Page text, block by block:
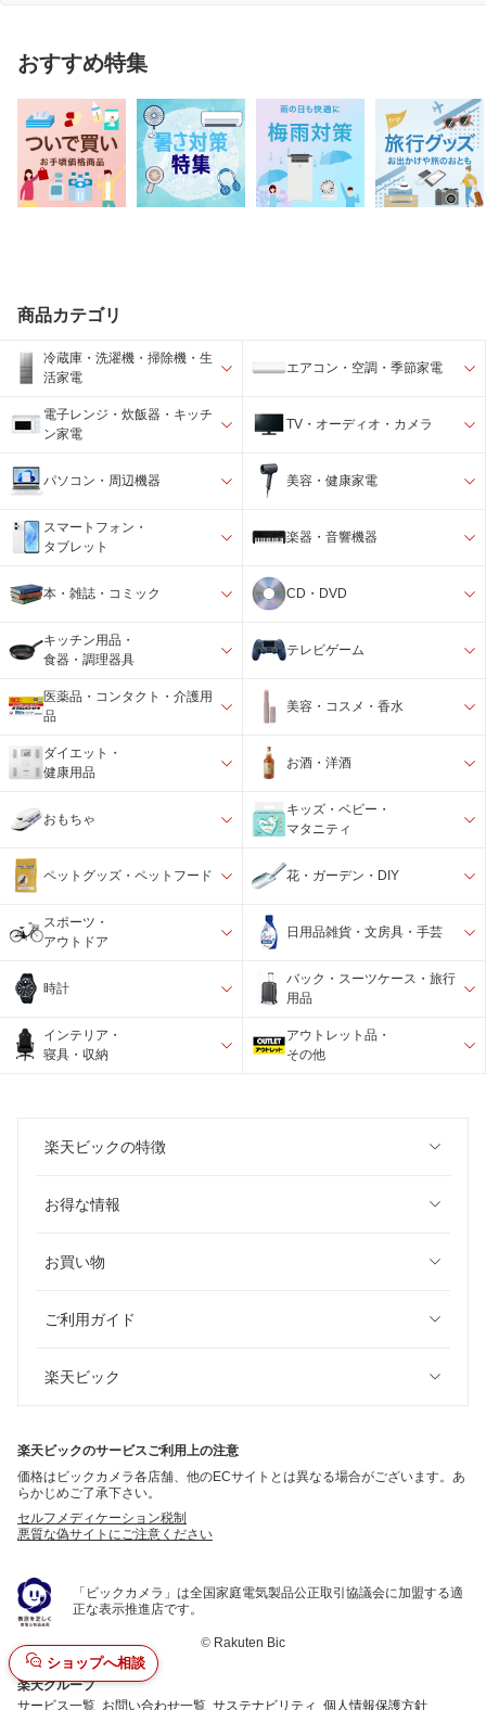
おすすめ特集
ショップへ相談
商品カテゴリ
冷蔵庫・洗濯機・掃除機・生
活家電
エアコン・空調・季節家電
電子レンジ・炊飯器・キッチ
ン家電
TV・オーディオ・カメラ
パソコン・周辺機器 美容・健康家電
スマートフォン・
タブレット
楽器・音響機器
本・雑誌・コミック CD・DVD
キッチン用品・
食器・調理器具
テレビゲーム
医薬品・コンタクト・介護用
品
美容・コスメ・香水
ダイエット・
健康用品
お酒・洋酒
おもちゃ
キッズ・ベビー・
マタニティ
ペットグッズ・ペットフード 花・ガーデン・DIY
スポーツ・
アウトドア
日用品雑貨・文房具・手芸
時計
バック・スーツケース・旅行
用品
インテリア・
寝具・収納
アウトレット品・
その他
楽天ビックの特徴
お得な情報
お買い物
ご利用ガイド
楽天ビック
楽天ビックのサービスご利用上の注意
価格はビックカメラ各店舗、他のECサイトとは異なる場合がございます。あ
らかじめご了承下さい。
セルフメディケーション税制
悪質な偽サイトにご注意ください
「ビックカメラ」は全国家庭電気製品公正取引協議会に加盟する適
正な表示推進店です。
© Rakuten Bic
楽天グループ
サービス一覧 お問い合わせ一覧 サステナビリティ 個人情報保護方針